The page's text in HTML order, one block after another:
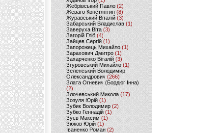
Жебрівський Павло (2)
Жеваго Констянтин (8)
Журавський Віталій (3)
Забарський Владислав (1)
Заверуха Віта (3)
Загорій Гліб (4)
Зайцев Сергій(1)
Запорожець Михайло (1)
Зарахович Дмитро (1)
Захарченко Віталій (3)
Згуровський Михайло (1)
Зеленський Володимир
Олександрович (266)
Злата Огневич (Бордюг Інна)
(2)
Злочевський Микола(17)
Зозуля Юрій (1)
Зубик Володимир (2)
Зубко Геннадій (1)
Зуєв Максим(1)
Зюков Юрій (1)
Іваненко Роман (2)